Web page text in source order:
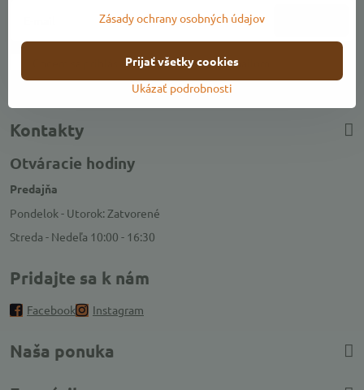
Chcem sa prihlásiť k odberu noviniek e-mailom
Kontakty
Otváracie hodiny
Predajňa
Pondelok - Utorok: Zatvorené
Streda - Nedeľa 10:00 - 16:30
Pridajte sa k nám
Facebook Instagram
Naša ponuka
Zásady ochrany osobných údajov
Ukázať podrobnosti
Prijať všetky cookies